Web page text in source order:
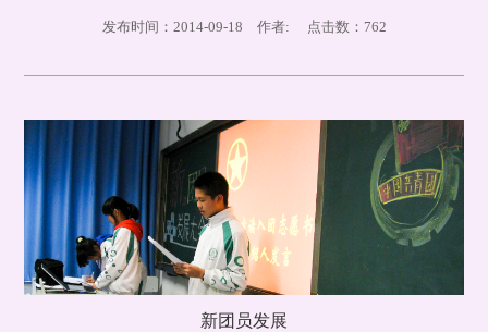
发布时间：2014-09-18 作者: 点击数： 762
新团员发展